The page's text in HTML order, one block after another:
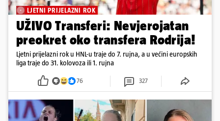
LJETNI PRIJELAZNI ROK
UŽIVO Transferi: Nevjerojatan
preokret oko transfera Rodrija!
Ljetni prijelazni rok u HNL-u traje do 7. rujna, a u većini europskih
liga traje do 31. kolovoza ili 1. rujna
76 327